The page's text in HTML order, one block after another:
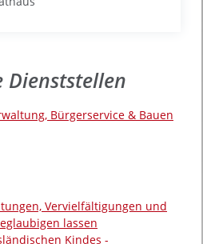
Dienststellen
Bürgerservice & Bauen
Vervielfältigungen und
lassen
Kindes -